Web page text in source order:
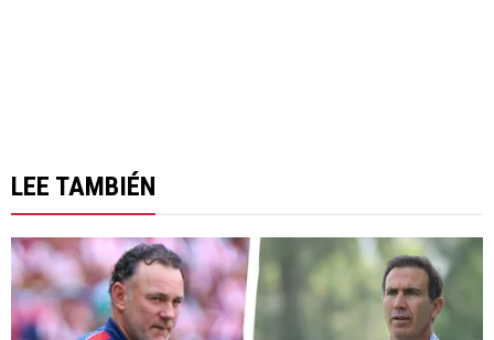
LEE TAMBIÉN